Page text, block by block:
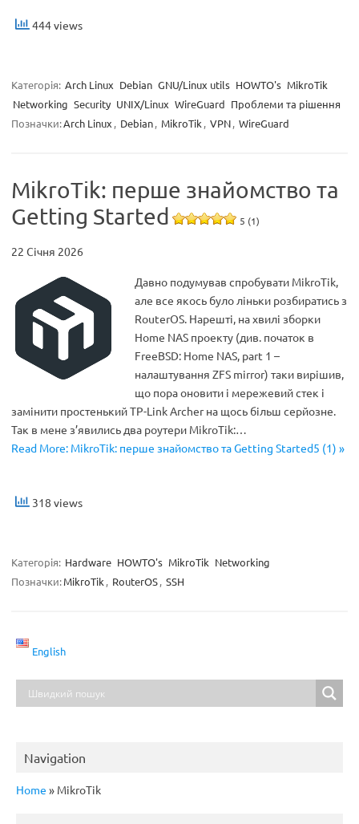
444 views
Категорія: Arch Linux Debian GNU/Linux utils HOWTO's MikroTik
Networking Security UNIX/Linux WireGuard Проблеми та рішення
Позначки:Arch Linux , Debian, MikroTik , VPN, WireGuard
MikroTik: перше знайомство та
Getting Started
5 (1)
22 Січня 2026
Давно подумував спробувати MikroTik,
але все якось було ліньки розбиратись з
RouterOS. Нарешті, на хвилі зборки
Home NAS проекту (див. початок в
FreeBSD: Home NAS, part 1 –
налаштування ZFS mirror) таки вирішив,
що пора оновити і мережевий стек і
замінити простенький TP-Link Archer на щось більш серйозне.
Так в мене з’явились два роутери MikroTik:…
Read More: MikroTik: перше знайомство та Getting Started5 (1) »
318 views
Категорія: Hardware HOWTO's MikroTik Networking
Позначки:MikroTik, RouterOS, SSH
English
Navigation
Home » MikroTik